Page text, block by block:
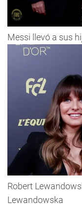
Messi llevó a sus
Robert
Lewandowska